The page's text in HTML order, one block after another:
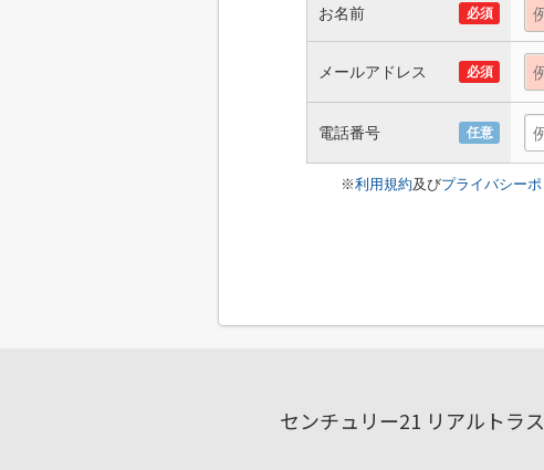
お名前 必須
メールアドレス 必須
電話番号 任意
※利用規約及びプライバシー
センチュリー21 リアルトラ